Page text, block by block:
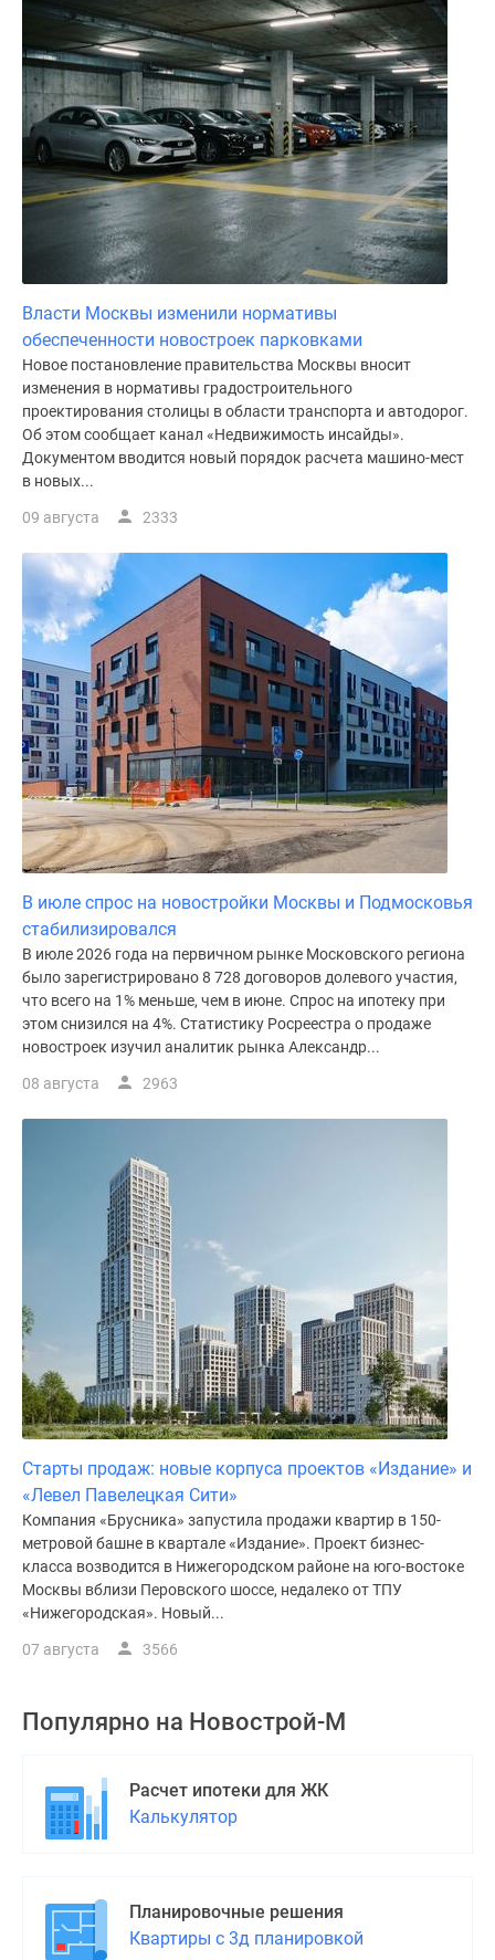
Власти Москвы изменили нормативы
обеспеченности новостроек парковками
Новое постановление правительства Москвы вносит
изменения в нормативы градостроительного
проектирования столицы в области транспорта и автодорог.
Об этом сообщает канал «Недвижимость инсайды».
Документом вводится новый порядок расчета машино-мест
в новых...
09 августа 2333
В июле спрос на новостройки Москвы и Подмосковья
стабилизировался
В июле 2026 года на первичном рынке Московского региона
было зарегистрировано 8 728 договоров долевого участия,
что всего на 1% меньше, чем в июне. Спрос на ипотеку при
этом снизился на 4%. Статистику Росреестра о продаже
новостроек изучил аналитик рынка Александр...
08 августа 2963
Старты продаж: новые корпуса проектов «Издание» и
«Левел Павелецкая Сити»
Компания «Брусника» запустила продажи квартир в 150-
метровой башне в квартале «Издание». Проект бизнес-
класса возводится в Нижегородском районе на юго-востоке
Москвы вблизи Перовского шоссе, недалеко от ТПУ
«Нижегородская». Новый...
07 августа 3566
Популярно на Новострой-М
Расчет ипотеки для ЖК
Калькулятор
Планировочные решения
Квартиры с 3д планировкой